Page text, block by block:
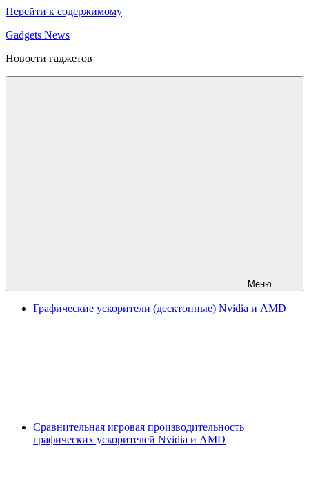
Перейти к содержимому
Gadgets News
Новости гаджетов
Меню
Графические ускорители (десктопные) Nvidia и AMD
Сравнительная игровая производительность
графических ускорителей Nvidia и AMD